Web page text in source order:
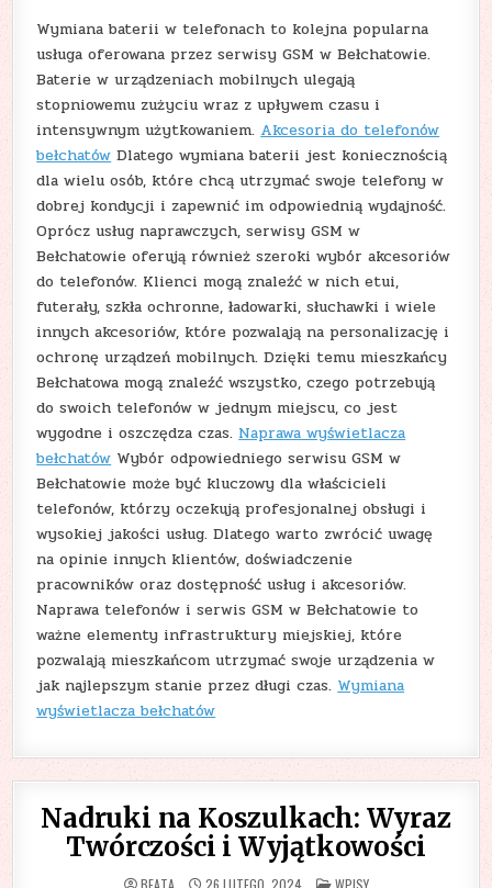
Wymiana baterii w telefonach to kolejna popularna
usługa oferowana przez serwisy GSM w Bełchatowie.
Baterie w urządzeniach mobilnych ulegają
stopniowemu zużyciu wraz z upływem czasu i
intensywnym użytkowaniem.Akcesoria do telefonów
bełchatówDlatego wymiana baterii jest koniecznością
dla wielu osób, które chcą utrzymać swoje telefony w
dobrej kondycji i zapewnić im odpowiednią wydajność.
Oprócz usług naprawczych, serwisy GSM w
Bełchatowie oferują również szeroki wybór akcesoriów
do telefonów. Klienci mogą znaleźć w nich etui,
futerały, szkła ochronne, ładowarki, słuchawki i wiele
innych akcesoriów, które pozwalają na personalizację i
ochronę urządzeń mobilnych. Dzięki temu mieszkańcy
Bełchatowa mogą znaleźć wszystko, czego potrzebują
do swoich telefonów w jednym miejscu, co jest
wygodne i oszczędza czas.Naprawa wyświetlacza
bełchatówWybór odpowiedniego serwisu GSM w
Bełchatowie może być kluczowy dla właścicieli
telefonów, którzy oczekują profesjonalnej obsługi i
wysokiej jakości usług. Dlatego warto zwrócić uwagę
na opinie innych klientów, doświadczenie
pracowników oraz dostępność usług i akcesoriów.
Naprawa telefonów i serwis GSM w Bełchatowie to
ważne elementy infrastruktury miejskiej, które
pozwalają mieszkańcom utrzymać swoje urządzenia w
jak najlepszym stanie przez długi czas.Wymiana
wyświetlacza bełchatów
Nadruki na Koszulkach: Wyraz
Twórczości i Wyjątkowości
POSTED